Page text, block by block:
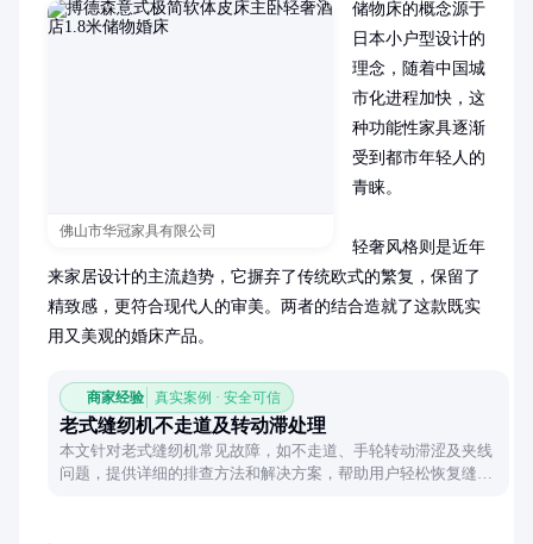
佛山市华冠家具有限公司
储物床的概念源于
日本小户型设计的
理念，随着中国城
市化进程加快，这
种功能性家具逐渐
受到都市年轻人的
青睐。
轻奢风格则是近年
来家居设计的主流趋势，它摒弃了传统欧式的繁复，保留了
精致感，更符合现代人的审美。两者的结合造就了这款既实
用又美观的婚床产品。
商家经验 真实案例 · 安全可信
老式缝纫机不走道及转动滞处理
本文针对老式缝纫机常见故障，如不走道、手轮转动滞涩及夹线
问题，提供详细的排查方法和解决方案，帮助用户轻松恢复缝纫